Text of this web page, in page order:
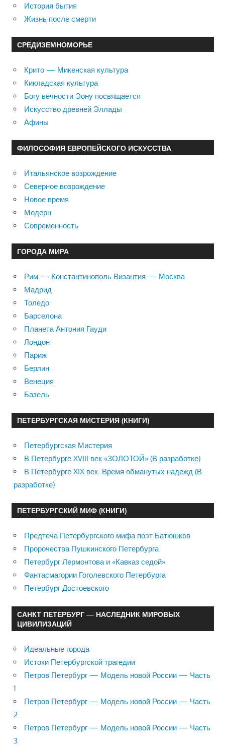
История бытия
Жизнь после смерти
СРЕДИЗЕМНОМОРЬЕ
Крито — Микенская культура
Кикладская культура
Богу вечности Эону посвящается
Искусство древней Эллады
Афины
ФИЛОСОФИЯ ЕВРОПЕЙСКОГО ИСКУССТВА
Итальянское возрождение
Северное возрождение
Новое время
Модерн
Современность
ГОРОДА МИРА
Рим — Константинополь Византия — Москва
Мадрид
Толедо
Барселона
Планета Антония Гауди
Лондон
Париж
Берлин
Венеция
Базель
ПЕТЕРБУРГСКАЯ МИСТЕРИЯ (КНИГИ)
Петербургская Мистерия
В Петербурге XVIII век «ЗОЛОТОЙ» (В разработке)
В Петербурге XIX век. Время обманутых надежд (В
разработке)
ПЕТЕРБУРГСКИЙ МИФ (КНИГИ)
Предтеча Петербургского мифа поэт Батюшков
Пророчества Пушкинского Петербурга
Петербург Лермонтова и «Кавказ седой»
Фантасмагории Гоголевского Петербурга
Петербург Достоевского
САНКТ ПЕТЕРБУРГ — НАСЛЕДНИК МИРОВЫХ
ЦИВИЛИЗАЦИЙ
Идеальные города
Истоки Петербургской трагедии
Петров Петербург — Модель новой России — Часть
1
Петров Петербург — Модель новой России — Часть
2
Петров Петербург — Модель новой России — Часть
3